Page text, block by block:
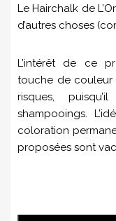
Le Hairchalk de
d’autres choses
L’intérêt de ce
touche de couleur
risques,
shampooings.
coloration
proposées sont